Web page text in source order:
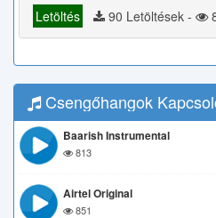
Letöltés 90 Letöltések -
Csengőhangok
Baarish Instrumental
813
Airtel Original
851